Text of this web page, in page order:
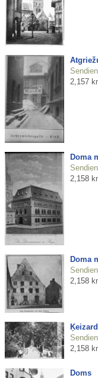
2,157
Doma
2,158
Doma
2,158
2,158
Doms